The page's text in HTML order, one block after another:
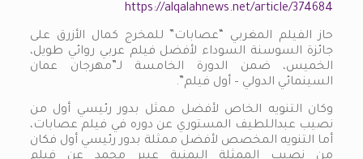
https://alqalahnews.net/article/374684
حاز الفيلم المغربي “عصابات” للمخرج كمال الأزرق على
جائزة السوسنة السوداء لأفضل فيلم عربي روائي طويل،
الخميس، ضمن الدورة الخامسة لـ”مهرجان عمان
السينمائي الدولي – أول فيلم”.
وكان التنويه الخاص لأفضل ممثل بدور رئيسي أول من
نصيب عبداللطيف المستوري عن دوره في فيلم عصابات،
أما التنويه المخصص لأفضل ممثلة بدور رئيسي أول فكان